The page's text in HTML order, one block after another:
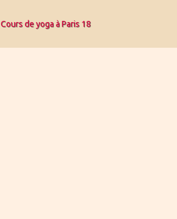
Cours de yoga à Paris 18